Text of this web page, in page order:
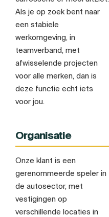
Als je op zoek bent naar
een stabiele
werkomgeving, in
teamverband, met
afwisselende projecten
voor alle merken, dan is
deze functie echt iets
voor jou.
Organisatie
Onze klant is een
gerenommeerde speler in
de autosector, met
vestigingen op
verschillende locaties in